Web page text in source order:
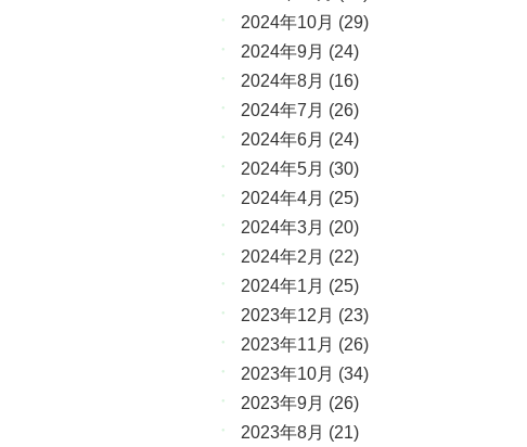
2024年10月 (29)
2024年9月 (24)
2024年8月 (16)
2024年7月 (26)
2024年6月 (24)
2024年5月 (30)
2024年4月 (25)
2024年3月 (20)
2024年2月 (22)
2024年1月 (25)
2023年12月 (23)
2023年11月 (26)
2023年10月 (34)
2023年9月 (26)
2023年8月 (21)